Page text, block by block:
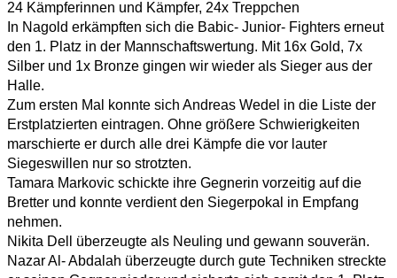
24 Kämpferinnen und Kämpfer, 24x Treppchen
In Nagold erkämpften sich die Babic- Junior- Fighters erneut
den 1. Platz in der Mannschaftswertung. Mit 16x Gold, 7x
Silber und 1x Bronze gingen wir wieder als Sieger aus der
Halle.
Zum ersten Mal konnte sich Andreas Wedel in die Liste der
Erstplatzierten eintragen. Ohne größere Schwierigkeiten
marschierte er durch alle drei Kämpfe die vor lauter
Siegeswillen nur so strotzten.
Tamara Markovic schickte ihre Gegnerin vorzeitig auf die
Bretter und konnte verdient den Siegerpokal in Empfang
nehmen.
Nikita Dell überzeugte als Neuling und gewann souverän.
Nazar Al- Abdalah überzeugte durch gute Techniken streckte